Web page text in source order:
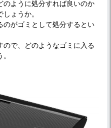
のように処分すれば良いのか
ょうか。
のがゴミとして処分するとい
ので、どのようなゴミに入る